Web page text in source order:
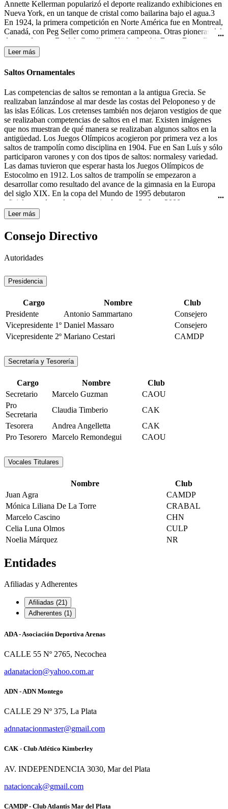
Annette Kellerman popularizó el deporte realizando exhibiciones en
Nueva York, en un tanque de cristal como bailarina bajo el agua.3
En 1924, la primera competición en Norte América fue en Montreal,
Canadá, con Peg Seller como primera campeona. Otras pioneras del
deporte fueron: Beulah Gundling, Käthe Jacobi, Dawn Bean, Billie
MacKellar, Teresa Anderson y Gail Johnson. Muchas de las
competiciones de esos días todavía se desarrollaban en lagos y ríos.
Durante los años 30 del siglo XX tuvieron lugar las primeras
competiciones en Alemania, Canadá y los Estados Unidos.4 En
Mermaids" ("Las Sirenas Modernas"), para Feria Mundial en
Chicago, el cual el presentador lo anunció como "natación
sincronizada". Ésta fue la primera mención a este término, aunque
Curtis todavía usaba el nombre "rhythmic swimming" (natación
rítmica) en su libro Rhythmic Swimming: A Source Book of
Synchronized Swimming and Water Pageantry (Minneapolis:
Burgess Publishing Co., 1936). A pesar de esto, fue en Estados
Unidos de América donde obtuvo mayor importancia y
trascendencia con las películas de Esther Williams, famosa actriz de
Hollywood y nadadora. A ella se le atribuye ser la gran impulsora de
este deporte, por haberlo hecho famoso en sus películas de los años
40 y 50 del siglo XX, haciéndolo llegar a todo el mundo. La
Juegos Olímpicos de Los Ángeles en 1984.
Leer más
Saltos Ornamentales
Las competencias de saltos se remontan a la antigua Grecia. Se
realizaban lanzándose al mar desde las costas del Peloponeso y de
las islas Eólicas. Los cretenses también nos dejaron vestigios de que
se realizaban competencias de saltos en el mar. Existen imágenes
que nos muestran de qué manera se realizaban algunos saltos en la
antigüedad. Los Juegos Olímpicos acogieron por primera vez a los
saltos de trampolín como disciplina en 1904. Fue en San Luís y sólo
participaron varones y con dos tipos de saltos: normalesy variedad.
Las damas tuvieron que esperar hasta los Juegos Olímpicos de
Estocolmo en 1912. Los saltos de trampolín se empezaron a
desarrollar como resultado del avance de la gimnasia en la Europa
del siglo XIX. En la copa del Mundo de 1995 debutaron
oficialmente los saltos sincronizados y en Sydney 2000 se
estrenaron como disciplina olímpica.
Leer más
Consejo Directivo
Autoridades
Presidencia
Cargo Nombre
Club
Presidente
Antonio Sammartano
Consejero
Vicepresidente 1º Daniel Massaro
Consejero
Vicepresidente 2º Mariano Cestari CAMDP
Secretaría y Tesorería
Cargo Nombre
Club
Secretario
Marcelo Guzman
CAOU
Pro
Secretaria
Claudia Timberio
CAK
Tesorera
Andrea Angelletta
CAK
Pro Tesorero Marcelo Remondegui CAOU
Vocales Titulares
Nombre
Club
Juan Agra
CAMDP
Mónica Liliana De La Torre
CRABAL
Marcelo Cascino
CHN
Celia Luna Olmos
CULP
Noelia Márquez
NR
Entidades
Afiliadas y Adherentes
Afiliadas (21)
Adherentes (1)
ADA - Asociación Deportiva Arenas
CALLE 55 Nº 2765, Necochea
adanatacion@yahoo.com.ar
ADN - ADN Montego
CALLE 29 Nº 375, La Plata
adnnatacionmaster@gmail.com
CAK - Club Atlético Kimberley
AV. INDEPENDENCIA 3030, Mar del Plata
natacioncak@gmail.com
CAMDP - Club Atlantis Mar del Plata